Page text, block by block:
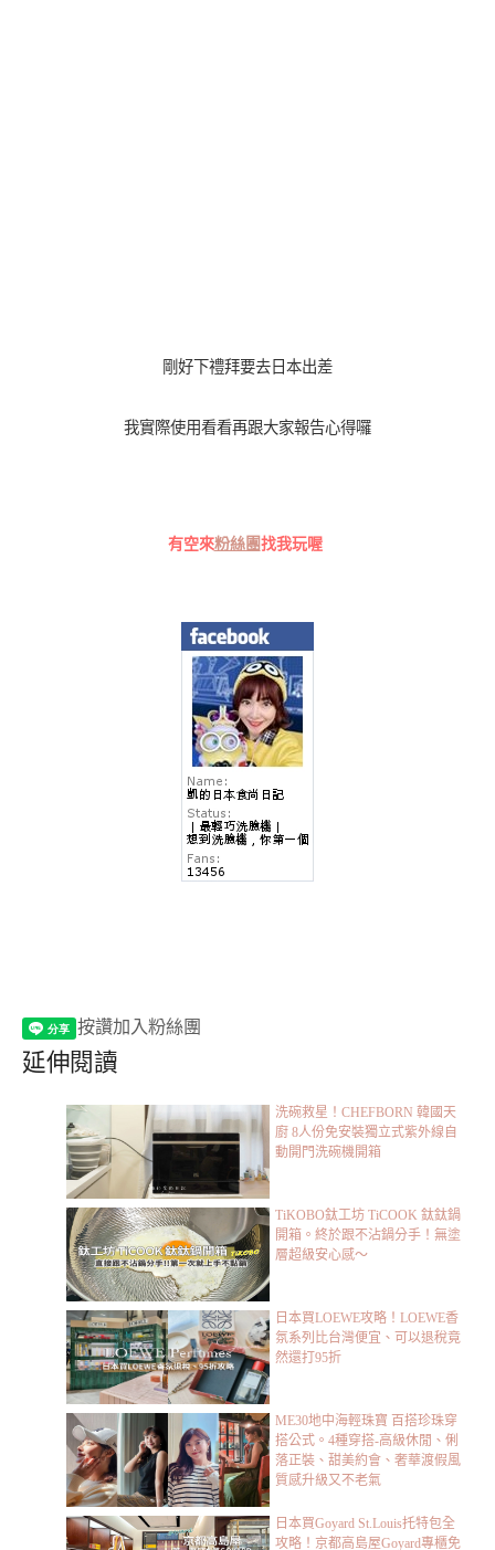
剛好下禮拜要去日本出差
我實際使用看看再跟大家報告心得囉
有空來粉絲團找我玩喔
按讚加入粉絲團
延伸閱讀
洗碗救星！CHEFBORN 韓國天
廚 8人份免安裝獨立式紫外線自
動開門洗碗機開箱
TiKOBO鈦工坊 TiCOOK 鈦鈦鍋
開箱。終於跟不沾鍋分手！無塗
層超級安心感～
日本買LOEWE攻略！LOEWE香
氛系列比台灣便宜、可以退稅竟
然還打95折
ME30地中海輕珠寶 百搭珍珠穿
搭公式。4種穿搭-高級休閒、俐
落正裝、甜美約會、奢華渡假風
質感升級又不老氣
日本買Goyard St.Louis托特包全
攻略！京都高島屋Goyard專櫃免